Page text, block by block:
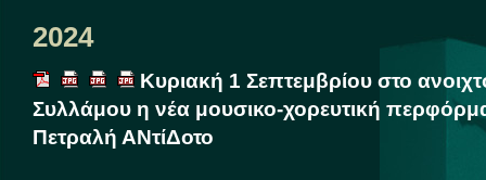
2024
Κυριακή 1 Σεπτεμβρίου στο
Συλλάμου η νέα μουσικο-χορευτική
Πετραλή ΑΝτίΔοτο